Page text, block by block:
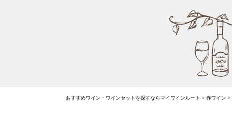
おすすめワイン・ワインセットを探すならマイワインルート > 赤ワイン >